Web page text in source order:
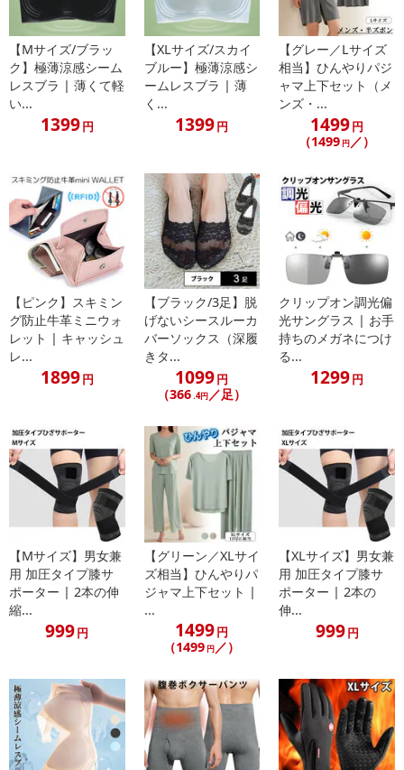
・原材料/材質/素材：コットン ポリウレタン
・商品カラー：ダークグレー
平置きサイズ(約)：
ウエスト：66cm/総丈：41cm
日本Lサイズ相当
・注意事項：
・着用の際、指や爪を立てないようにご注意ください。
・他の色の物とは分けて、手洗いしてください。
・火のそばに近づけないでください。
・衛生商品のため、開封後のご返品、交換はお受けできません。
予めご了承ください。
・パッケージは配送時の保護用のものです。配送時の衝撃で外袋
や箱に破れが生じる場合がございますが、品質に問題がない限り、
返品や交換ができませんのでご了承ください。
誤差が異なる場合がございます。ご了承下さい。
・実際の商品と画面上の色は異なる場合がありますので、ご了承
ください。
注意事項
【賞味・消費期限のある商品について】
商品到着時点でのお日持ち期間は、配送日数などにより異なります
のでご了承ください。
※お申込み後のキャンセルはお受けできません。
記載されている内容を必ずご確認いただき、お届けする商品セット
にご納得いただきましたうえでお申し込みください。
※パッケージ変更や商品リニューアル（成分など含む）等により、
参考の掲載画像や画像内のバーコードなど、お届け商品と多少異な
【Mサイズ/ブラッ
ク】極薄涼感シーム
レスブラ | 薄くて軽
い...
1399円
【XLサイズ/スカイ
ブルー】極薄涼感シ
ームレスブラ | 薄
く...
1399円
【グレー／Lサイズ
相当】ひんやりパジ
ャマ上下セット（メ
ンズ・...
1499円
（1499 円 ／）
【ピンク】スキミン
グ防止牛革ミニウォ
レット | キャッシュ
レ...
1899円
【ブラック/3足】脱
げないシースルーカ
バーソックス（深履
きタ...
1099円
（366.4円／足）
クリップオン調光偏
光サングラス | お手
持ちのメガネにつけ
る...
1299円
【Mサイズ】男女兼
用 加圧タイプ膝サ
ポーター | 2本の伸
縮...
999円
【グリーン／XLサイ
ズ相当】ひんやりパ
ジャマ上下セット |
...
1499円
（1499 円／）
【XLサイズ】男女兼
用 加圧タイプ膝サ
ポーター | 2本の
伸...
999円